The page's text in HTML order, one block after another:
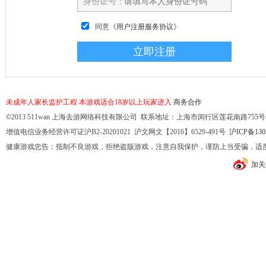
同意 《用户注册服务协议》
未成年人家长监护工程 本游戏适合18岁以上玩家进入 商务合作
©2013 511wan 上海去游网络科技有限公司 联系地址：上海市闵行区莲花南路755
增值电信业务经营许可证沪B2-20201021 沪文网文【2016】6529-491号 沪ICP备
健康游戏忠告：抵制不良游戏，拒绝盗版游戏，注意自我保护，谨防上当受骗，
加